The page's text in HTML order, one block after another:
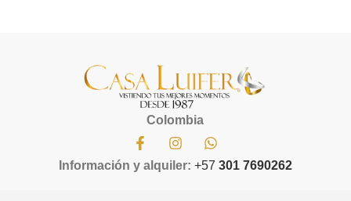
Colombia
Información y alquiler: +57 301 7690262